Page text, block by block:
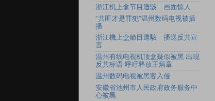
浙江机上盒节目遭骇 画面惊人
“共匪才是罪犯”温州数码电视被插
播
浙江機上盒節目遭駭 播送反共宣
言
温州有线电视机顶盒疑似被黑 出现
反共标语 呼吁释放王炳章
温州数码电视被黑客入侵
安徽省池州市人民政府政务服务中
心被黑